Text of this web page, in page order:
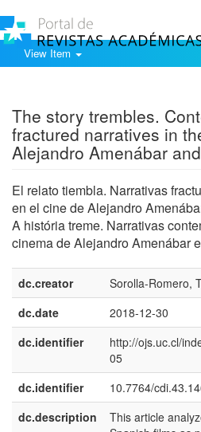
View Item
The story trembles.
fractured narratives in
Alejandro Amenábar
El relato tiembla. Narrativas
en el cine de Alejandro
A história treme. Narrativas
cinema de Alejandro Amenábar
dc.creator
Sorolla-Romero,
dc.date
2018-12-30
dc.identifier
http://ojs.uc.cl/
05
dc.identifier
10.7764/
dc.description
This article